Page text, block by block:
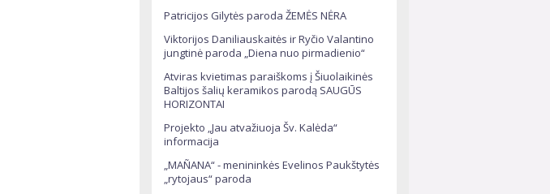
Patricijos Gilytės paroda ŽEMĖS NĖRA
Viktorijos Daniliauskaitės ir Ryčio Valantino
jungtinė paroda „Diena nuo pirmadienio“
Atviras kvietimas paraiškoms į Šiuolaikinės
Baltijos šalių keramikos parodą SAUGŪS
HORIZONTAI
Projekto „Jau atvažiuoja Šv. Kalėda“
informacija
„MAÑANA“ - menininkės Evelinos Paukštytės
„rytojaus“ paroda